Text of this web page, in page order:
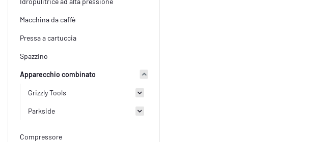
Macchina da caffè
Pressa a cartuccia
Spazzino
Apparecchio combinato
Grizzly Tools
Parkside
Compressore